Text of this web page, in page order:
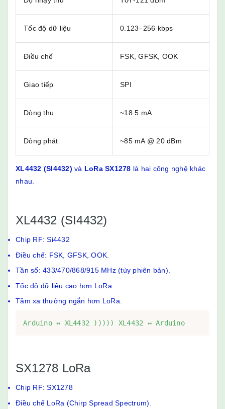
Tốc độ dữ liệu 0.123–256 kbps
Điều chế FSK, GFSK, OOK
Giao tiếp SPI
Dòng thu ~18.5 mA
Dòng phát ~85 mA @ 20 dBm
XL4432 (SI4432) và LoRa SX1278 là hai công nghệ khác
nhau.
XL4432 (SI4432)
Chip RF: Si4432
Điều chế: FSK, GFSK, OOK.
Tần số: 433/470/868/915 MHz (tùy phiên bản).
Tốc độ dữ liệu cao hơn LoRa.
Tầm xa thường ngắn hơn LoRa.
Arduino ↔ XL4432 ))))) XL4432 ↔ Arduino
SX1278 LoRa
Chip RF: SX1278
Điều chế LoRa (Chirp Spread Spectrum).